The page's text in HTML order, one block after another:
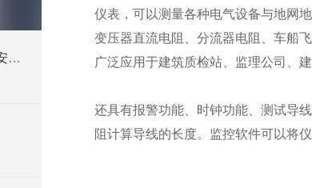
智能等电位测试仪：建筑防雷安全的精密“听诊器”
仪表，可以测量各种电气设备与地网
变压器直流电阻、分流器电阻、车船
广泛应用于建筑质检站、监理公司、
还具有报警功能、时钟功能、测试导
阻计算导线的长度。监控软件可以将